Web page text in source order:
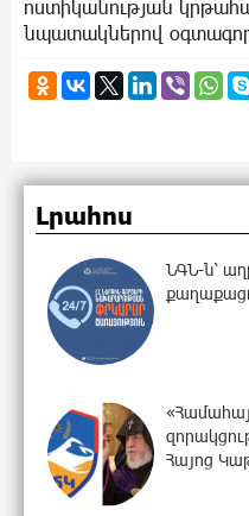
ոստիկանության
նպատակներով
Լրահոս
ՆԳՆ-ն՝
Հայոց